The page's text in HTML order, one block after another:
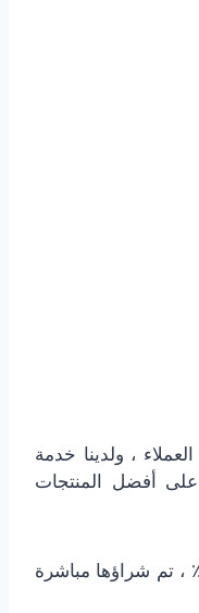
، ولدينا خدمة
أفضل المنتجات
جميع منتجات الصيدلية أصلية 100٪ ، تم شراؤها مباشرة